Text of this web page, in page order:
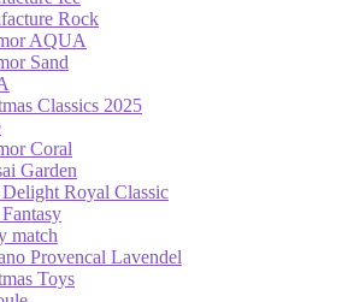
Rock
AQUA
Sand
Classics 2025
Coral
Garden
Royal Classic
match
Provencal Lavendel
Toys